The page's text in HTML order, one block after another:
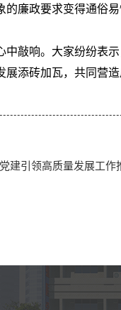
廉政要求变得通俗
响。大家纷纷表
添砖加瓦，共同营造
建引领高质量发展工作